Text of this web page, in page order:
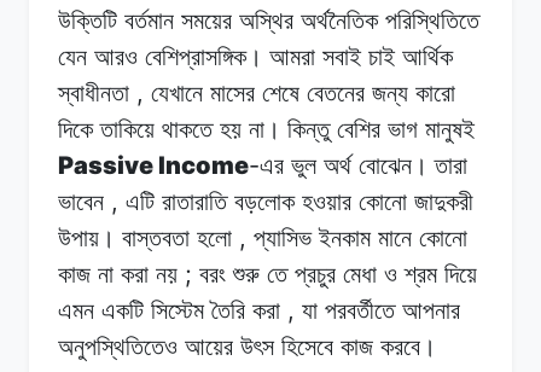
উক্তিটি বর্তমান সময়ের অস্থির অর্থনৈতিক পরিস্থিতিতে
যেন আরও বেশিপ্রাসঙ্গিক। আমরা সবাই চাই আর্থিক
স্বাধীনতা , যেখানে মাসের শেষে বেতনের জন্য কারো
দিকে তাকিয়ে থাকতে হয় না। কিন্তু বেশির ভাগ মানুষই
Passive Income-এর ভুল অর্থ বোঝেন। তারা
ভাবেন , এটি রাতারাতি বড়লোক হওয়ার কোনো জাদুকরী
উপায়। বাস্তবতা হলো , প্যাসিভ ইনকাম মানে কোনো
কাজ না করা নয় ; বরং শুরু তে প্রচুর মেধা ও শ্রম দিয়ে
এমন একটি সিস্টেম তৈরি করা , যা পরবর্তীতে আপনার
অনুপস্থিতিতেও আয়ের উৎস হিসেবে কাজ করবে।